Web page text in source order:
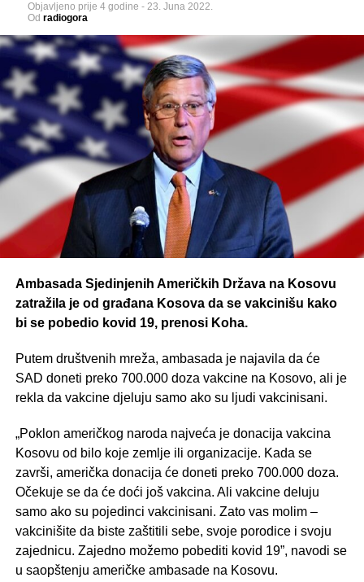
Objavljeno prije 4 godine - 23. Juna 2022.
Od radiogora
Ambasada Sjedinjenih Američkih Država na Kosovu
zatražila je od građana Kosova da se vakcinišu kako
bi se pobedio kovid 19, prenosi Koha.
Putem društvenih mreža, ambasada je najavila da će
SAD doneti preko 700.000 doza vakcine na Kosovo, ali je
rekla da vakcine djeluju samo ako su ljudi vakcinisani.
„Poklon američkog naroda najveća je donacija vakcina
Kosovu od bilo koje zemlje ili organizacije. Kada se
završi, američka donacija će doneti preko 700.000 doza.
Očekuje se da će doći još vakcina. Ali vakcine deluju
samo ako su pojedinci vakcinisani. Zato vas molim –
vakcinišite da biste zaštitili sebe, svoje porodice i svoju
zajednicu. Zajedno možemo pobediti kovid 19”, navodi se
u saopštenju američke ambasade na Kosovu.